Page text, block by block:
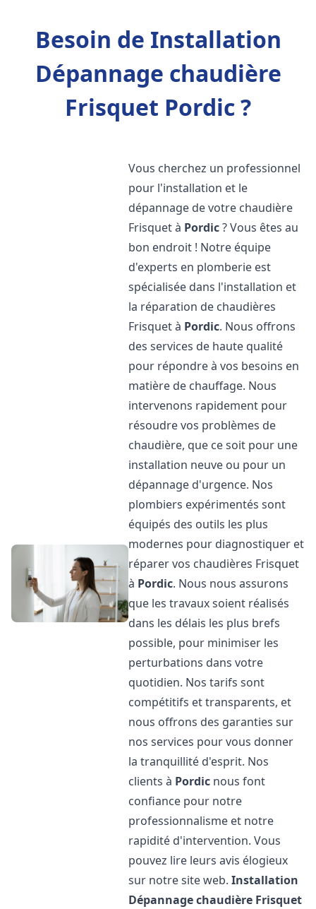
Besoin de Installation
Dépannage chaudière
Frisquet Pordic ?
Vous cherchez un professionnel
pour l'installation et le
dépannage de votre chaudière
Frisquet à Pordic? Vous êtes au
bon endroit ! Notre équipe
d'experts en plomberie est
spécialisée dans l'installation et
la réparation de chaudières
Frisquet à Pordic. Nous offrons
des services de haute qualité
pour répondre à vos besoins en
matière de chauffage. Nous
intervenons rapidement pour
résoudre vos problèmes de
chaudière, que ce soit pour une
installation neuve ou pour un
dépannage d'urgence. Nos
plombiers expérimentés sont
équipés des outils les plus
modernes pour diagnostiquer et
réparer vos chaudières Frisquet
à Pordic. Nous nous assurons
que les travaux soient réalisés
dans les délais les plus brefs
possible, pour minimiser les
perturbations dans votre
quotidien. Nos tarifs sont
compétitifs et transparents, et
nous offrons des garanties sur
nos services pour vous donner
la tranquillité d'esprit. Nos
clients à Pordic nous font
confiance pour notre
professionnalisme et notre
rapidité d'intervention. Vous
pouvez lire leurs avis élogieux
sur notre site web.Installation
Dépannage chaudière Frisquet